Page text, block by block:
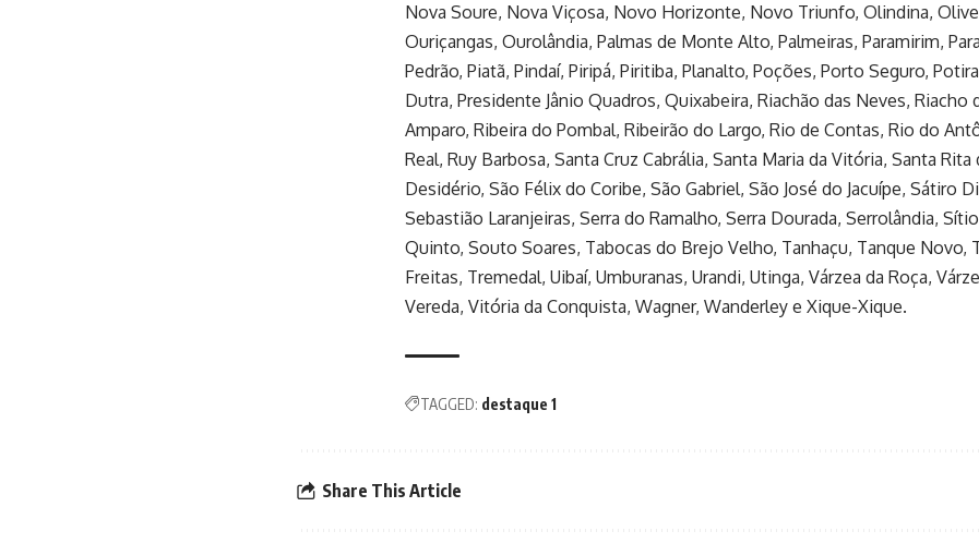
Nova Soure, Nova Viçosa, Novo Horizonte, Novo Triunfo, Olindina,
Ouriçangas, Ourolândia, Palmas de Monte Alto, Palmeiras, Paramirim,
Pedrão, Piatã, Pindaí, Piripá, Piritiba, Planalto, Poções, Porto Seguro,
Dutra, Presidente Jânio Quadros, Quixabeira, Riachão das Neves, Riacho
Amparo, Ribeira do Pombal, Ribeirão do Largo, Rio de Contas, Rio do
Real, Ruy Barbosa, Santa Cruz Cabrália, Santa Maria da Vitória, Santa Rita
Desidério, São Félix do Coribe, São Gabriel, São José do Jacuípe, Sátiro
Sebastião Laranjeiras, Serra do Ramalho, Serra Dourada, Serrolândia,
Quinto, Souto Soares, Tabocas do Brejo Velho, Tanhaçu, Tanque Novo,
Freitas, Tremedal, Uibaí, Umburanas, Urandi, Utinga, Várzea da Roça,
Vereda, Vitória da Conquista, Wagner, Wanderley e Xique-Xique.
TAGGED: destaque 1
Share This Article